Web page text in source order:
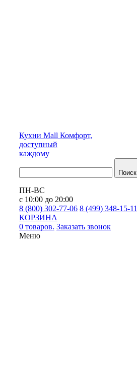
Кухни Mall Комфорт,
доступный
каждому
Поиск
ПН-ВС
с 10:00 до 20:00
8 (800) 302-77-06 8 (499) 348-15-11
КОРЗИНА
0 товаров. Заказать звонок
Меню